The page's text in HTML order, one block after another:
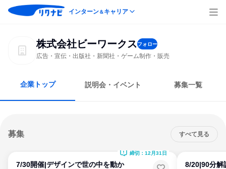
インターン＆キャリア
株式会社ビーワークスフォロー
広告・宣伝・出版社・新聞社・ゲーム制作・販売
企業トップ 説明会・イベント 募集一覧
募集 すべて見る
7/30開催|デザインで世の中を動か
締切：12月31日
8/20|90分解